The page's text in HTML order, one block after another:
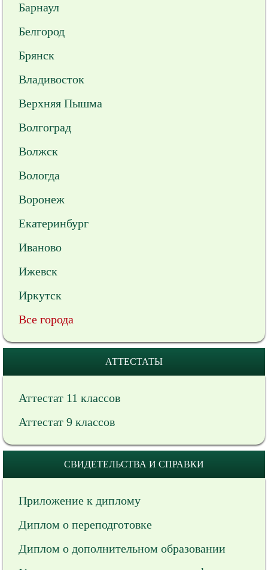
Барнаул
Белгород
Брянск
Владивосток
Верхняя Пышма
Волгоград
Волжск
Вологда
Воронеж
Екатеринбург
Иваново
Ижевск
Иркутск
Все города
АТТЕСТАТЫ
Аттестат 11 классов
Аттестат 9 классов
СВИДЕТЕЛЬСТВА И СПРАВКИ
Приложение к диплому
Диплом о переподготовке
Диплом о дополнительном образовании